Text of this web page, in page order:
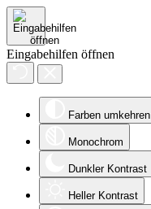
Eingabehilfen öffnen
Farben umkehren
Monochrom
Dunkler Kontrast
Heller Kontrast